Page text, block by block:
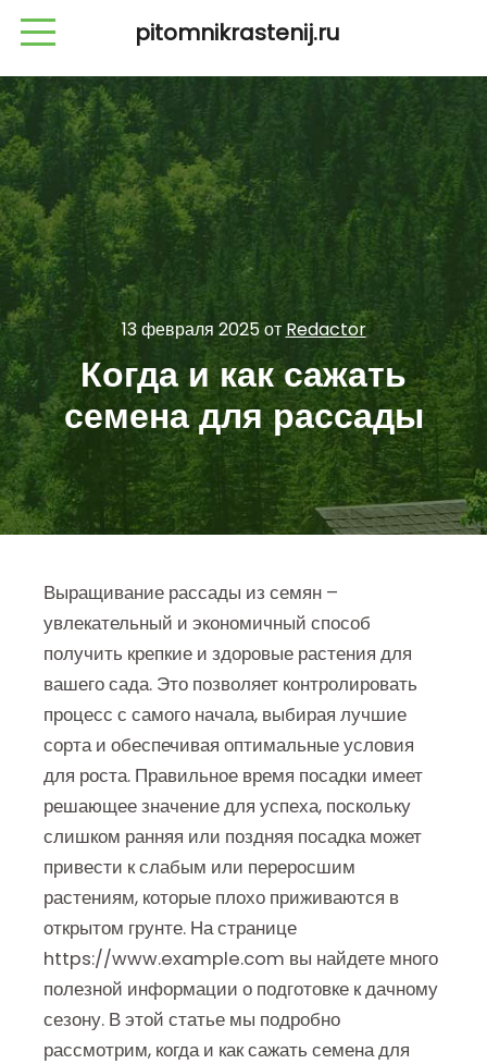
pitomnikrastenij.ru
13 февраля 2025от Redactor
Когда и как сажать
семена для рассады
Выращивание рассады из семян –
увлекательный и экономичный способ
получить крепкие и здоровые растения для
вашего сада. Это позволяет контролировать
процесс с самого начала, выбирая лучшие
сорта и обеспечивая оптимальные условия
для роста. Правильное время посадки имеет
решающее значение для успеха, поскольку
слишком ранняя или поздняя посадка может
привести к слабым или переросшим
растениям, которые плохо приживаются в
открытом грунте. На странице
https://www.example.com вы найдете много
полезной информации о подготовке к дачному
сезону. В этой статье мы подробно
рассмотрим, когда и как сажать семена для